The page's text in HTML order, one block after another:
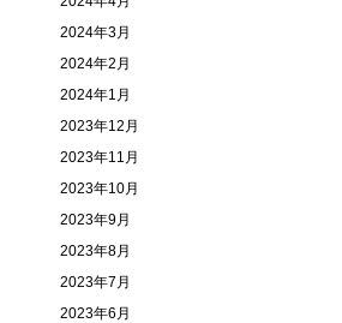
2024年3月
2024年2月
2024年1月
2023年12月
2023年11月
2023年10月
2023年9月
2023年8月
2023年7月
2023年6月